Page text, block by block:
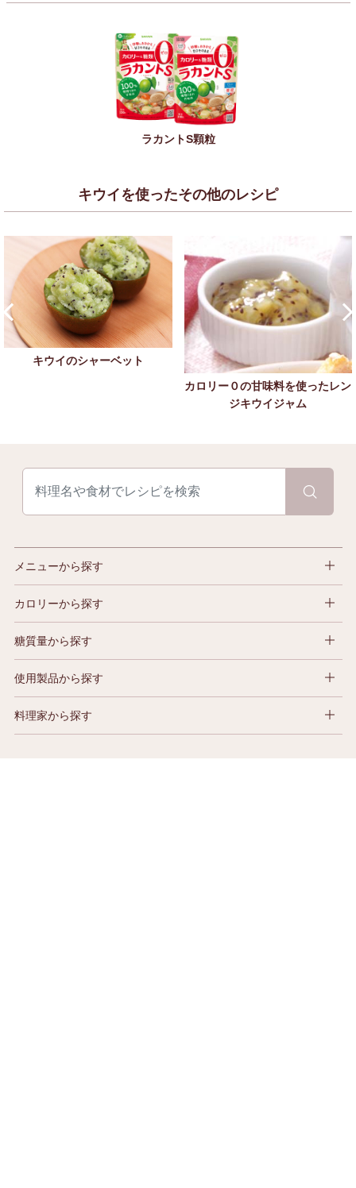
ラカントS顆粒
キウイを使ったその他のレシピ
キウイのシャーベット
カロリー０の甘味料を使ったレン
ジキウイジャム
メニューから探す
カロリーから探す
糖質量から探す
使用製品から探す
料理家から探す